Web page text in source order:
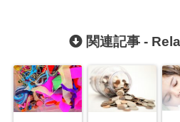
関連記事 -